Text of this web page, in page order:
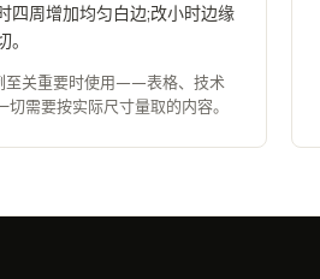
四周增加均匀白边;改小时边缘
。
至关重要时使用——表格、技术
切需要按实际尺寸量取的内容。